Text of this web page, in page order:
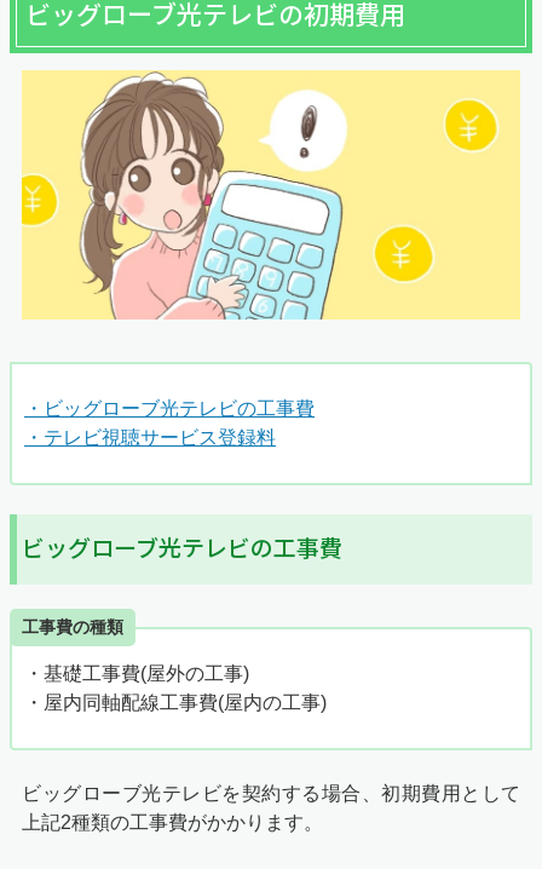
ビッグローブ光テレビの初期費用
・ビッグローブ光テレビの工事費
・テレビ視聴サービス登録料
ビッグローブ光テレビの工事費
工事費の種類
・基礎工事費(屋外の工事)
・屋内同軸配線工事費(屋内の工事)
ビッグローブ光テレビを契約する場合、初期費用として
上記2種類の工事費がかかります。